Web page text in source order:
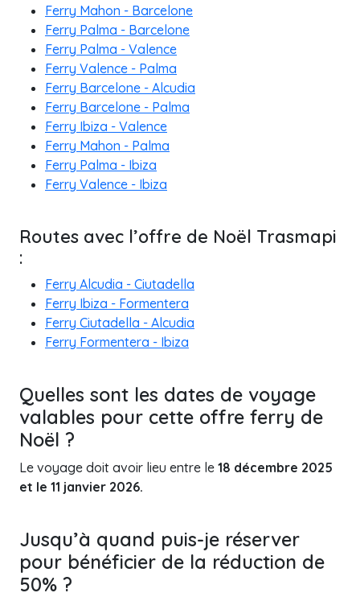
Ferry Mahon - Barcelone
Ferry Palma - Barcelone
Ferry Palma - Valence
Ferry Valence - Palma
Ferry Barcelone - Alcudia
Ferry Barcelone - Palma
Ferry Ibiza - Valence
Ferry Mahon - Palma
Ferry Palma - Ibiza
Ferry Valence - Ibiza
Routes avec l’offre de Noël Trasmapi
:
Ferry Alcudia - Ciutadella
Ferry Ibiza - Formentera
Ferry Ciutadella - Alcudia
Ferry Formentera - Ibiza
Quelles sont les dates de voyage
valables pour cette offre ferry de
Noël ?
Le voyage doit avoir lieu entre le 18 décembre 2025
et le 11 janvier 2026.
Jusqu’à quand puis-je réserver
pour bénéficier de la réduction de
50% ?